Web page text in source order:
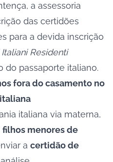
a assessoria
das certidões
para a devida inscrição
Residenti
do passaporte italiano.
fora do casamento no
italiana via materna,
filhos menores de
a certidão de